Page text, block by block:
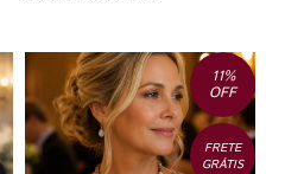
11%
OFF
FRETE
GRÁTIS